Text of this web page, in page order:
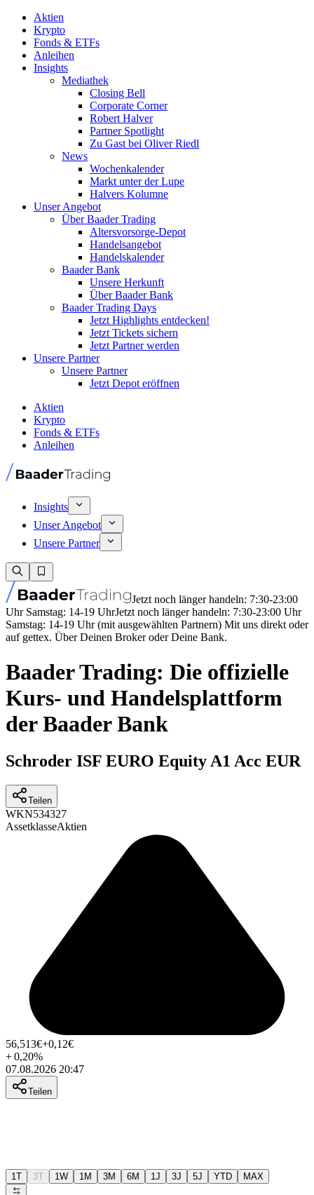
Aktien
Krypto
Fonds & ETFs
Anleihen
Insights
Mediathek
Closing Bell
Corporate Corner
Robert Halver
Partner Spotlight
Zu Gast bei Oliver Riedl
News
Wochenkalender
Markt unter der Lupe
Halvers Kolumne
Unser Angebot
Über Baader Trading
Altersvorsorge-Depot
Handelsangebot
Handelskalender
Baader Bank
Unsere Herkunft
Über Baader Bank
Baader Trading Days
Jetzt Highlights entdecken!
Jetzt Tickets sichern
Jetzt Partner werden
Unsere Partner
Unsere Partner
Jetzt Depot eröffnen
Aktien
Krypto
Fonds & ETFs
Anleihen
Insights
Unser Angebot
Unsere Partner
Jetzt noch länger handeln: 7:30-23:00
Uhr Samstag: 14-19 UhrJetzt noch länger handeln: 7:30-23:00 Uhr
Samstag: 14-19 Uhr (mit ausgewählten Partnern) Mit uns direkt oder
auf gettex. Über Deinen Broker oder Deine Bank.
Baader Trading: Die offizielle
Kurs- und Handelsplattform
der Baader Bank
Schroder ISF EURO Equity A1 Acc EUR
Teilen
WKN534327
AssetklasseAktien
56,513€+0,12€
+0,20%
07.08.2026 20:47
Teilen
1T 3T 1W 1M 3M 6M 1J 3J 5J YTD MAX